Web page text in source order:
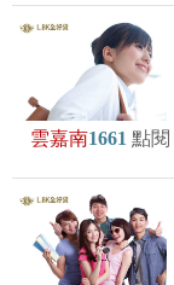
雲嘉南1661 點閱